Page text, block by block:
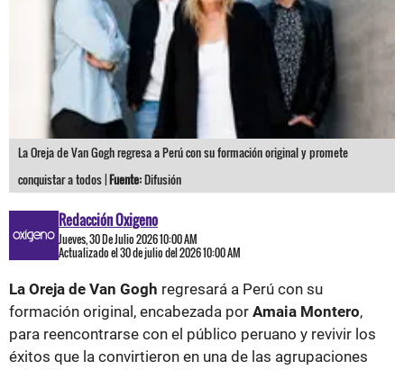
La Oreja de Van Gogh regresa a Perú con su formación original y promete
conquistar a todos |Fuente:Difusión
Redacción Oxigeno
Jueves, 30 De Julio 2026 10:00 AM
Actualizado el 30 de julio del 2026 10:00 AM
La Oreja de Van Gogh regresará a Perú con su
formación original, encabezada por Amaia Montero,
para reencontrarse con el público peruano y revivir los
éxitos que la convirtieron en una de las agrupaciones